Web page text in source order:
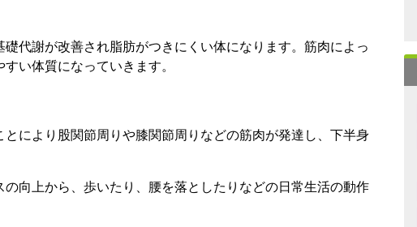
代謝が改善され脂肪がつきにくい体になります。筋肉によっ
い体質になっていきます。
により股関節周りや膝関節周りなどの筋肉が発達し、下半身
向上から、歩いたり、腰を落としたりなどの日常生活の動作